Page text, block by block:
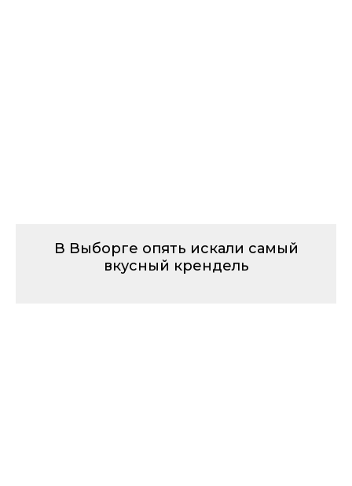
В Выборге опять искали самый
вкусный крендель